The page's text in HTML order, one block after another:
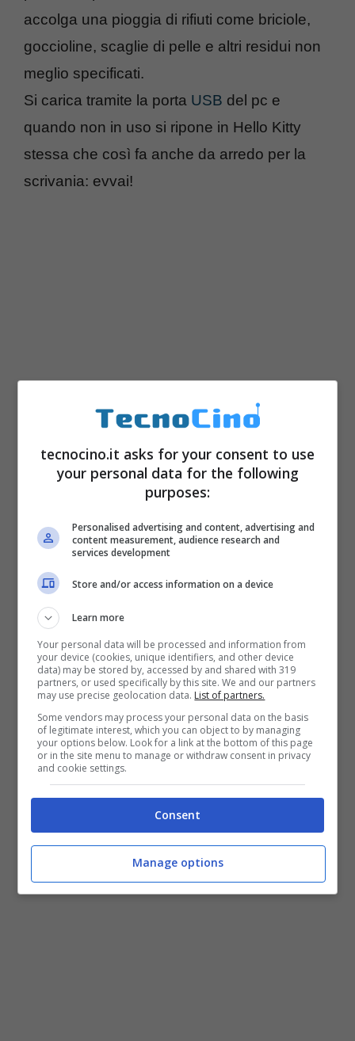
accolga una pioggia di rifiuti come briciole,
goccioline, scaglie di pelle e altri residui non
meglio specificati.
Si carica tramite la porta USB del pc e
quando non in uso si ripone in Hello Kitty
stessa che così fa anche da arredo per la
scrivania: evvai!
Hardware,Tastiere
tecnocino.it asks for your consent to use
your personal data for the following
purposes:
Personalised advertising and content, advertising and
content measurement, audience research and
services development
Store and/or access information on a device
Learn more
Your personal data will be processed and information from
your device (cookies, unique identifiers, and other device
data) may be stored by, accessed by and shared with 319
partners, or used specifically by this site. We and our partners
may use precise geolocation data. List of partners.
Some vendors may process your personal data on the basis
of legitimate interest, which you can object to by managing
your options below. Look for a link at the bottom of this page
or in the site menu to manage or withdraw consent in privacy
and cookie settings.
Consent
Manage options